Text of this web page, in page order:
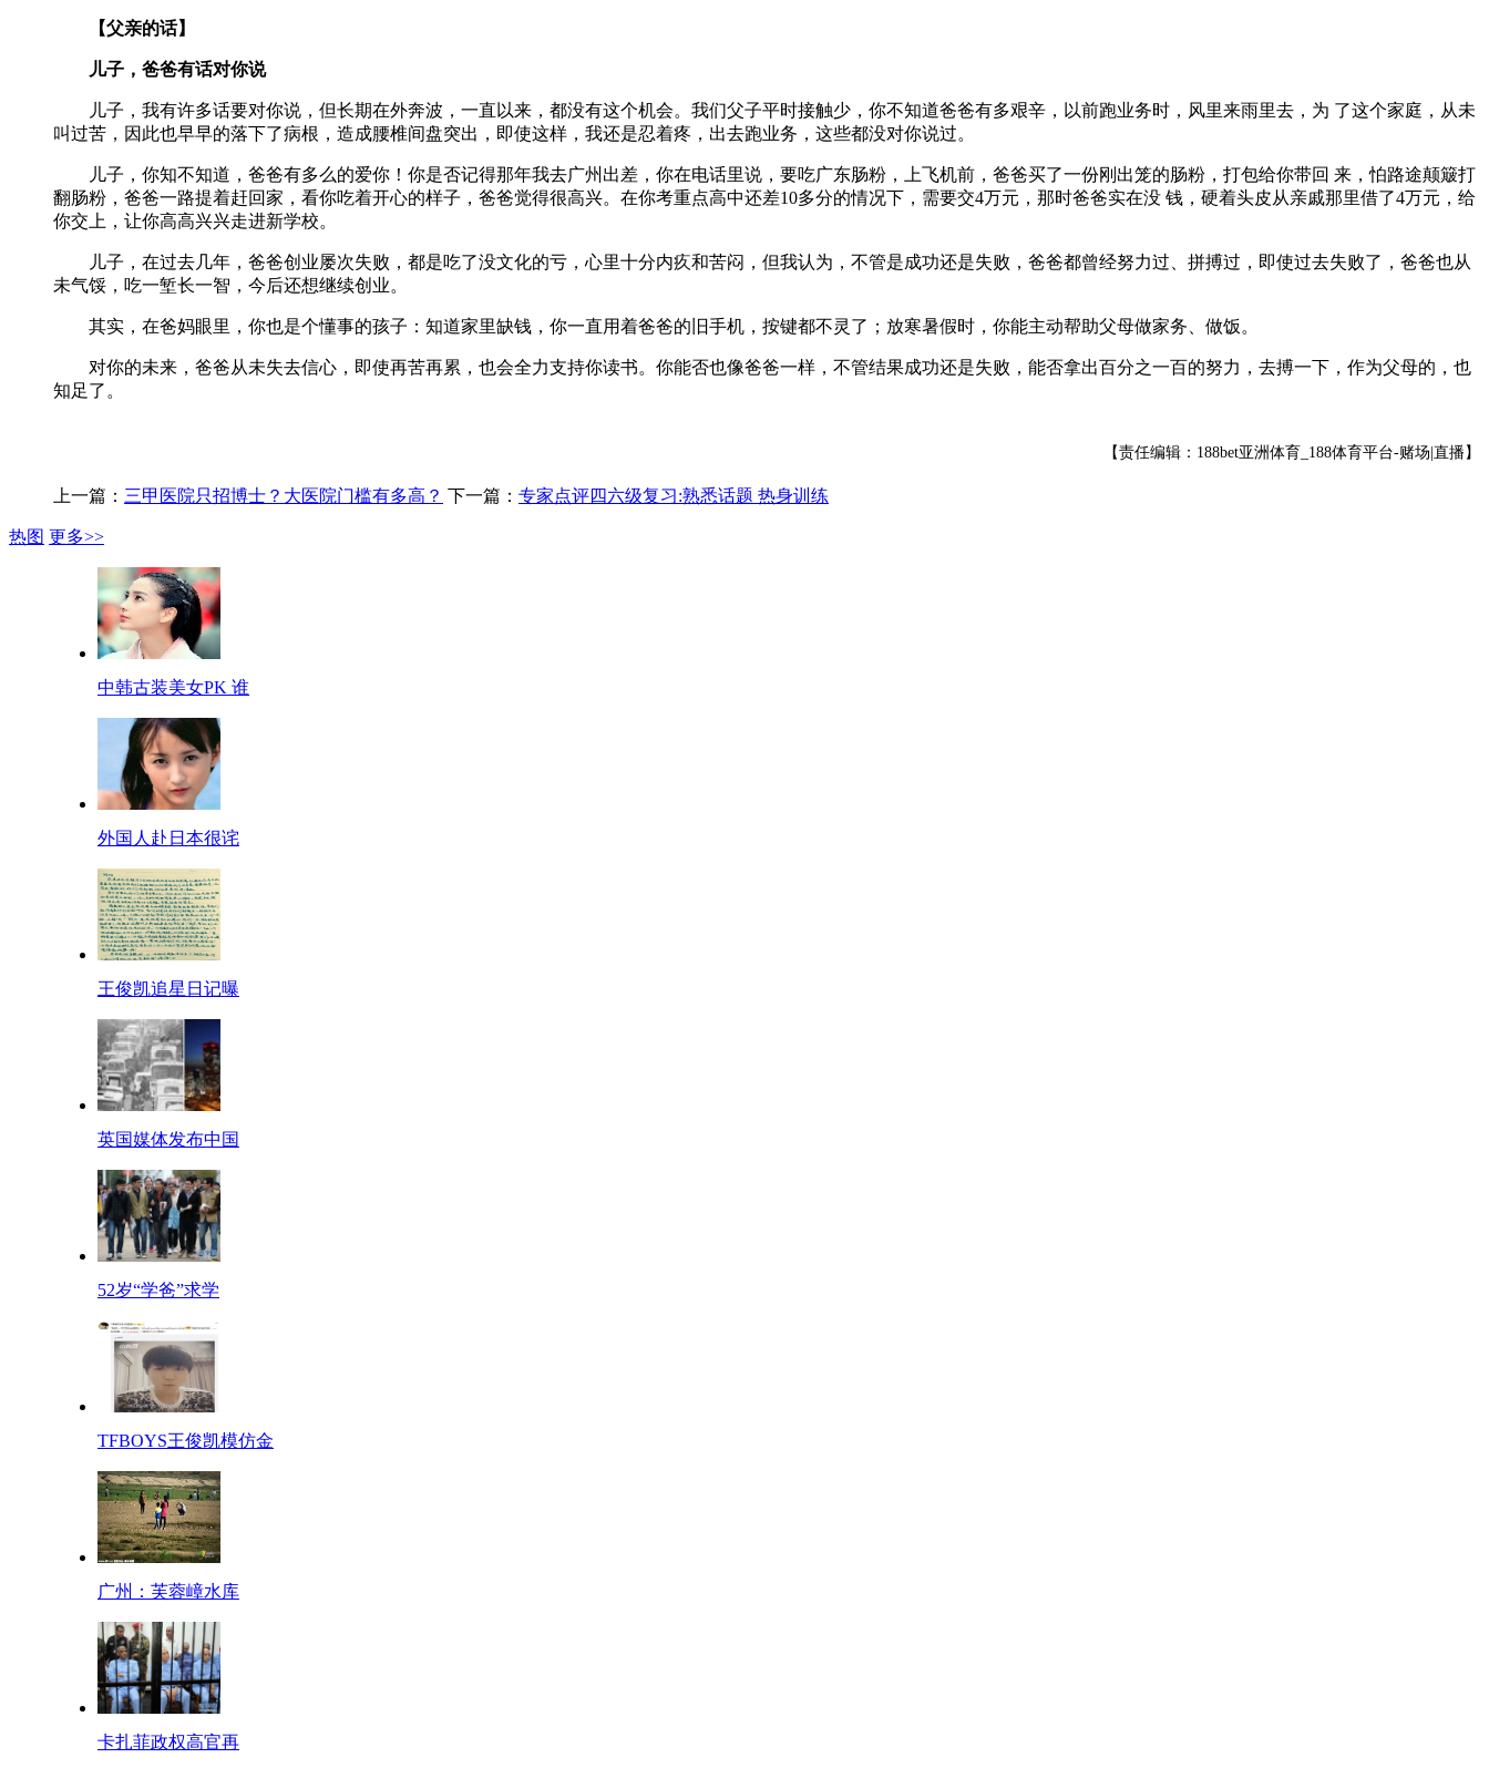
【父亲的话】
儿子，爸爸有话对你说
儿子，我有许多话要对你说，但长期在外奔波，一直以来，都没有这个机会。我们父子平时接触少，你不知道爸爸有多艰辛，以前跑业务时，风里来雨里去，为 了这个家庭，从未
叫过苦，因此也早早的落下了病根，造成腰椎间盘突出，即使这样，我还是忍着疼，出去跑业务，这些都没对你说过。
儿子，你知不知道，爸爸有多么的爱你！你是否记得那年我去广州出差，你在电话里说，要吃广东肠粉，上飞机前，爸爸买了一份刚出笼的肠粉，打包给你带回 来，怕路途颠簸打
翻肠粉，爸爸一路提着赶回家，看你吃着开心的样子，爸爸觉得很高兴。在你考重点高中还差10多分的情况下，需要交4万元，那时爸爸实在没 钱，硬着头皮从亲戚那里借了4万元，给
你交上，让你高高兴兴走进新学校。
儿子，在过去几年，爸爸创业屡次失败，都是吃了没文化的亏，心里十分内疚和苦闷，但我认为，不管是成功还是失败，爸爸都曾经努力过、拼搏过，即使过去失败了，爸爸也从
未气馁，吃一堑长一智，今后还想继续创业。
其实，在爸妈眼里，你也是个懂事的孩子：知道家里缺钱，你一直用着爸爸的旧手机，按键都不灵了；放寒暑假时，你能主动帮助父母做家务、做饭。
对你的未来，爸爸从未失去信心，即使再苦再累，也会全力支持你读书。你能否也像爸爸一样，不管结果成功还是失败，能否拿出百分之一百的努力，去搏一下，作为父母的，也
知足了。
【责任编辑：188bet亚洲体育_188体育平台-赌场|直播】
上一篇： 三甲医院只招博士？大医院门槛有多高？ 下一篇： 专家点评四六级复习:熟悉话题 热身训练
热图 更多>>
中韩古装美女PK 谁
外国人赴日本很诧
王俊凯追星日记曝
英国媒体发布中国
52岁“学爸”求学
TFBOYS王俊凯模仿金
广州：芙蓉嶂水库
卡扎菲政权高官再